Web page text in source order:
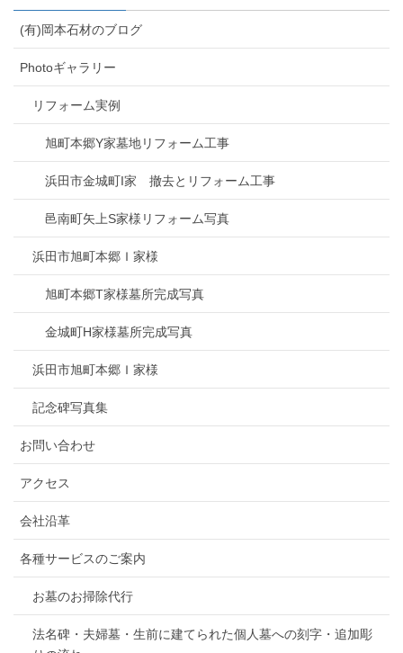
(有)岡本石材のブログ
Photoギャラリー
リフォーム実例
旭町本郷Y家墓地リフォーム工事
浜田市金城町I家 撤去とリフォーム工事
邑南町矢上S家様リフォーム写真
浜田市旭町本郷Ｉ家様
旭町本郷T家様墓所完成写真
金城町H家様墓所完成写真
浜田市旭町本郷Ｉ家様
記念碑写真集
お問い合わせ
アクセス
会社沿革
各種サービスのご案内
お墓のお掃除代行
法名碑・夫婦墓・生前に建てられた個人墓への刻字・追加彫